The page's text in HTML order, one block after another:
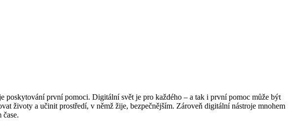
poskytování první pomoci. Digitální svět je pro každého – a tak i první pomoc může být
životy a učinit prostředí, v němž žije, bezpečnějším. Zároveň digitální nástroje mnohem